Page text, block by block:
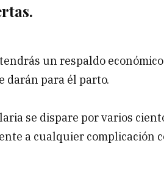
un respaldo económico
darán para él parto.
se dispare por varios
a cualquier complicación